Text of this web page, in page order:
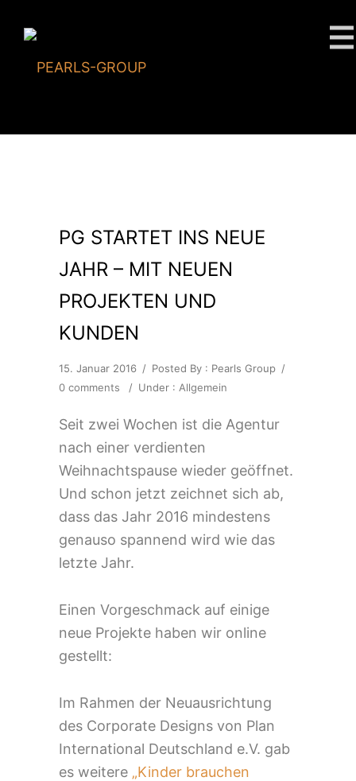
PG STARTET INS NEUE
JAHR – MIT NEUEN
PROJEKTEN UND
KUNDEN
15. Januar 2016 / Posted By : Pearls Group /
0 comments
/ Under : Allgemein
Seit zwei Wochen ist die Agentur
nach einer verdienten
Weihnachtspause wieder geöffnet.
Und schon jetzt zeichnet sich ab,
dass das Jahr 2016 mindestens
genauso spannend wird wie das
letzte Jahr.
Einen Vorgeschmack auf einige
neue Projekte haben wir online
gestellt:
Im Rahmen der Neuausrichtung
des Corporate Designs von Plan
International Deutschland e.V. gab
es weitere „Kinder brauchen